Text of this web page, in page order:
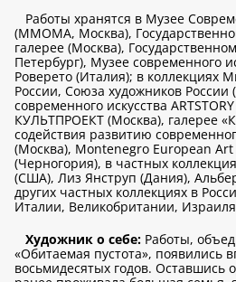
Работы хранятся в Музее
(ММОМА, Москва),
галерее (Москва),
Петербург), Музее современного
Роверето (Италия); в коллекциях
России, Союза художников России
современного искусства
КУЛЬТПРОЕКТ (Москва), галерее
содействия развитию
(Москва), Montenegro European
(Черногория), в частных
(США), Лиз Янструп (Дания),
других частных коллекциях в
Италии, Великобритании,
Художник о себе: Работы,
«Обитаемая пустота», появились
восьмидесятых годов. Оставшись